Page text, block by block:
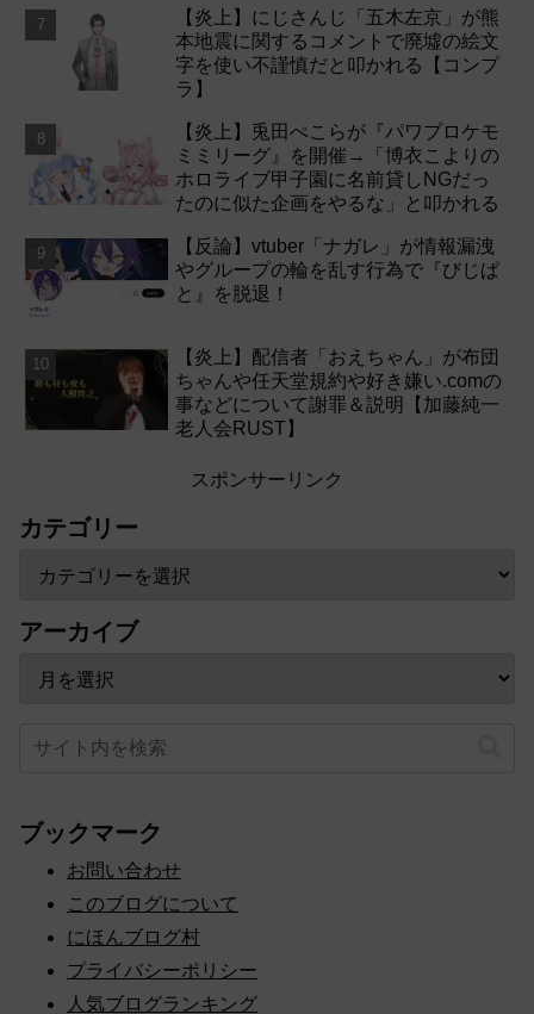
【炎上】にじさんじ「五木左京」が熊
本地震に関するコメントで廃墟の絵文
字を使い不謹慎だと叩かれる【コンプ
ラ】
【炎上】兎田ぺこらが『パワプロケモ
ミミリーグ』を開催→「博衣こよりの
ホロライブ甲子園に名前貸しNGだっ
たのに似た企画をやるな」と叩かれる
【反論】vtuber「ナガレ」が情報漏洩
やグループの輪を乱す行為で『びじぱ
と』を脱退！
【炎上】配信者「おえちゃん」が布団
ちゃんや任天堂規約や好き嫌い.comの
事などについて謝罪＆説明【加藤純一
老人会RUST】
スポンサーリンク
カテゴリー
アーカイブ
ブックマーク
お問い合わせ
このブログについて
にほんブログ村
プライバシーポリシー
人気ブログランキング